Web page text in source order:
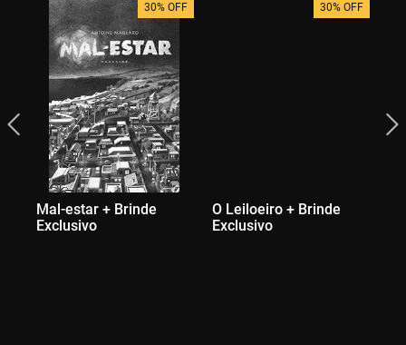
30% OFF
Mal-estar + Brinde
Exclusivo
30% OFF
O Leiloeiro + Brinde
Exclusivo